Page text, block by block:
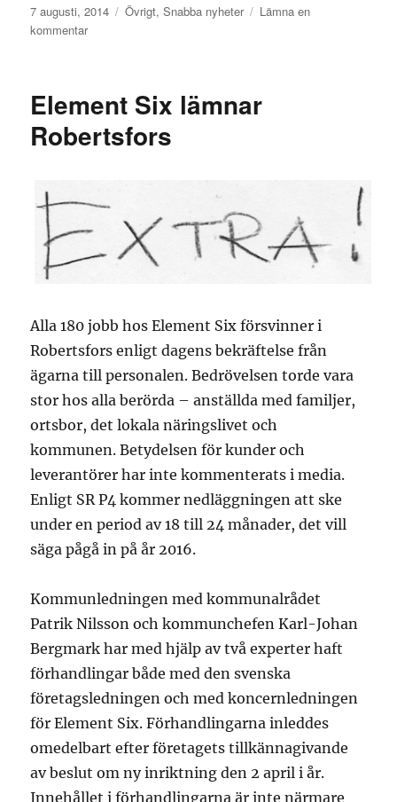
Publicerat
den
7 augusti, 2014 Kategorier
Övrigt,Snabba nyheter
Lämna en
kommentartill
Element Six lämnar
Robertsfors
Alla 180 jobb hos Element Six försvinner i
Robertsfors enligt dagens bekräftelse från
ägarna till personalen. Bedrövelsen torde vara
stor hos alla berörda – anställda med familjer,
ortsbor, det lokala näringslivet och
kommunen. Betydelsen för kunder och
leverantörer har inte kommenterats i media.
Enligt SR P4 kommer nedläggningen att ske
under en period av 18 till 24 månader, det vill
säga pågå in på år 2016.
Kommunledningen med kommunalrådet
Patrik Nilsson och kommunchefen Karl-Johan
Bergmark har med hjälp av två experter haft
förhandlingar både med den svenska
företagsledningen och med koncernledningen
för Element Six. Förhandlingarna inleddes
omedelbart efter företagets tillkännagivande
av beslut om ny inriktning den 2 april i år.
Innehållet i förhandlingarna är inte närmare